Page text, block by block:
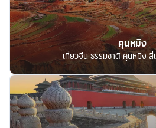
คุนหมิง
เที่ยวจีน ธรรมชาติ คุนหมิง ลี่